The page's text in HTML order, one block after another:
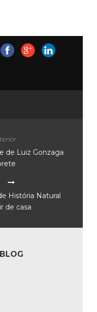
de Luiz Gonzaga
História Natural
de casa